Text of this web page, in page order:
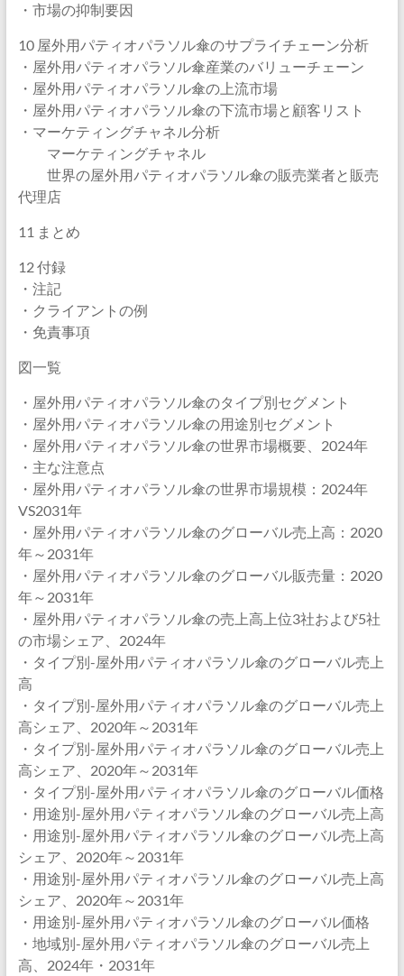
・市場の抑制要因
10 屋外用パティオパラソル傘のサプライチェーン分析
・屋外用パティオパラソル傘産業のバリューチェーン
・屋外用パティオパラソル傘の上流市場
・屋外用パティオパラソル傘の下流市場と顧客リスト
・マーケティングチャネル分析
マーケティングチャネル
世界の屋外用パティオパラソル傘の販売業者と販売
代理店
11 まとめ
12 付録
・注記
・クライアントの例
・免責事項
図一覧
・屋外用パティオパラソル傘のタイプ別セグメント
・屋外用パティオパラソル傘の用途別セグメント
・屋外用パティオパラソル傘の世界市場概要、2024年
・主な注意点
・屋外用パティオパラソル傘の世界市場規模：2024年
VS2031年
・屋外用パティオパラソル傘のグローバル売上高：2020
年～2031年
・屋外用パティオパラソル傘のグローバル販売量：2020
年～2031年
・屋外用パティオパラソル傘の売上高上位3社および5社
の市場シェア、2024年
・タイプ別-屋外用パティオパラソル傘のグローバル売上
高
・タイプ別-屋外用パティオパラソル傘のグローバル売上
高シェア、2020年～2031年
・タイプ別-屋外用パティオパラソル傘のグローバル売上
高シェア、2020年～2031年
・タイプ別-屋外用パティオパラソル傘のグローバル価格
・用途別-屋外用パティオパラソル傘のグローバル売上高
・用途別-屋外用パティオパラソル傘のグローバル売上高
シェア、2020年～2031年
・用途別-屋外用パティオパラソル傘のグローバル売上高
シェア、2020年～2031年
・用途別-屋外用パティオパラソル傘のグローバル価格
・地域別-屋外用パティオパラソル傘のグローバル売上
高、2024年・2031年